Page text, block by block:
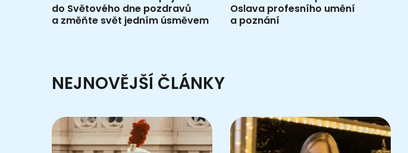
do Světového dne pozdravů
a změňte svět jedním úsměvem
Oslava profesního umění
a poznání
NEJNOVĚJŠÍ ČLÁNKY